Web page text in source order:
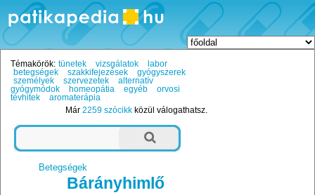
Témakörök: tünetek vizsgálatok
labor
betegségek
szakkifejezések
gyógyszerek
személyek
szervezetek
alternatív
gyógymódok
homeopátia egyéb
orvosi
tévhitek
aromaterápia
Már2259 szócikk közül válogathatsz.
Betegségek
Bárányhimlő